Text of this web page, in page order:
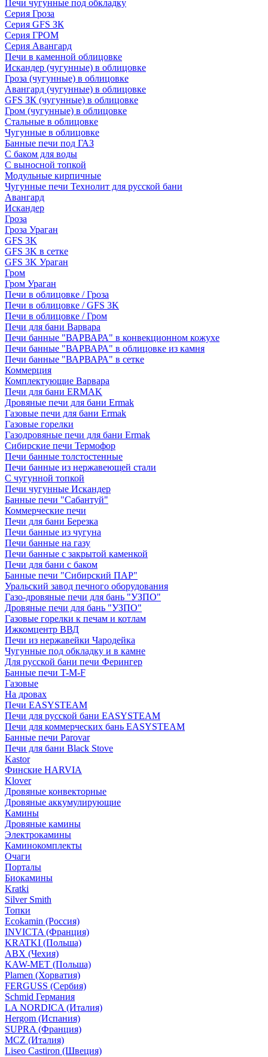
Печи чугунные под обкладку
Серия Гроза
Серия GFS ЗК
Серия ГРОМ
Серия Авангард
Печи в каменной облицовке
Искандер (чугунные) в облицовке
Гроза (чугунные) в облицовке
Авангард (чугунные) в облицовке
GFS ЗК (чугунные) в облицовке
Гром (чугунные) в облицовке
Стальные в облицовке
Чугунные в облицовке
Банные печи под ГАЗ
С баком для воды
С выносной топкой
Модульные кирпичные
Чугунные печи Технолит для русской бани
Авангард
Искандер
Гроза
Гроза Ураган
GFS 3K
GFS 3K в сетке
GFS 3K Ураган
Гром
Гром Ураган
Печи в облицовке / Гроза
Печи в облицовке / GFS 3K
Печи в облицовке / Гром
Печи для бани Варвара
Печи банные "ВАРВАРА" в конвекционном кожухе
Печи банные "ВАРВАРА" в облицовке из камня
Печи банные "ВАРВАРА" в сетке
Коммерция
Комплектующие Варвара
Печи для бани ERMAK
Дровяные печи для бани Ermak
Газовые печи для бани Ermak
Газовые горелки
Газодровяные печи для бани Ermak
Сибирские печи Термофор
Печи банные толстостенные
Печи банные из нержавеющей стали
С чугунной топкой
Печи чугунные Искандер
Банные печи "Сабантуй"
Коммерческие печи
Печи для бани Березка
Печи банные из чугуна
Печи банные на газу
Печи банные с закрытой каменкой
Печи для бани с баком
Банные печи "Сибирский ПАР"
Уральский завод печного оборудования
Газо-дровяные печи для бань "УЗПО"
Дровяные печи для бань "УЗПО"
Газовые горелки к печам и котлам
Ижкомцентр ВВД
Печи из нержавейки Чародейка
Чугунные под обкладку и в камне
Для русской бани печи Ферингер
Банные печи T-M-F
Газовые
На дровах
Печи EASYSTEAM
Печи для русской бани EASYSTEAM
Печи для коммерческих бань EASYSTEAM
Банные печи Parovar
Печи для бани Black Stove
Kastor
Финские HARVIA
Klover
Дровяные конвекторные
Дровяные аккумулирующие
Камины
Дровяные камины
Электрокамины
Каминокомплекты
Очаги
Порталы
Биокамины
Kratki
Silver Smith
Топки
Ecokamin (Россия)
INVICTA (Франция)
KRATKI (Польша)
ABX (Чехия)
KAW-MET (Польша)
Plamen (Хорватия)
FERGUSS (Сербия)
Schmid Германия
LA NORDICA (Италия)
Hergom (Испания)
SUPRA (Франция)
MCZ (Италия)
Liseo Castiron (Швеция)